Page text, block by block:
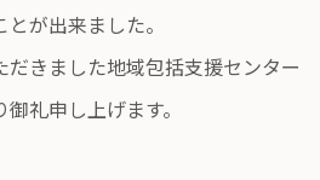
が出来ました。
きました地域包括支援センター
礼申し上げます。